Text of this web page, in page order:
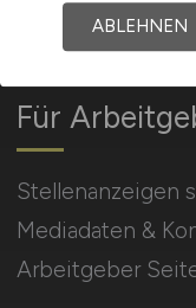
Für
Stellenanzeigen
Mediadaten &
Arbeitgeber
ABLEHNEN